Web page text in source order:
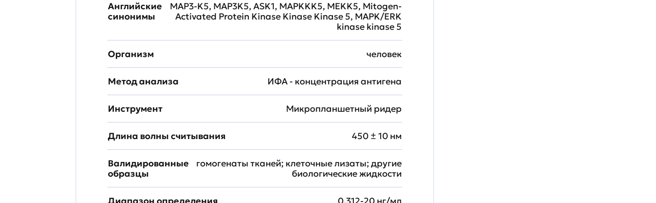
Английские
синонимы
MAP3-K5, MAP3K5, ASK1, MAPKKK5, MEKK5, Mitogen-
Activated Protein Kinase Kinase Kinase 5, MAPK/ERK
kinase kinase 5
Организм человек
Метод анализа ИФА - концентрация антигена
Инструмент Микропланшетный ридер
Длина волны считывания 450 ± 10 нм
Валидированные
образцы
гомогенаты тканей; клеточные лизаты; другие
биологические жидкости